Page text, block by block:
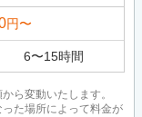
円〜
6〜15時間
ら変動いたします。
た場所によって料金が